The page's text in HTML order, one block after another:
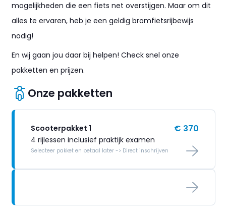
mogelijkheden die een fiets net overstijgen. Maar om dit
alles te ervaren, heb je een geldig bromfietsrijbewijs
nodig!
En wij gaan jou daar bij helpen! Check snel onze
pakketten en prijzen.
Onze pakketten
Scooterpakket 1 € 370
4 rijlessen inclusief praktijk examen
Selecteer pakket en betaal later -> Direct inschrijven